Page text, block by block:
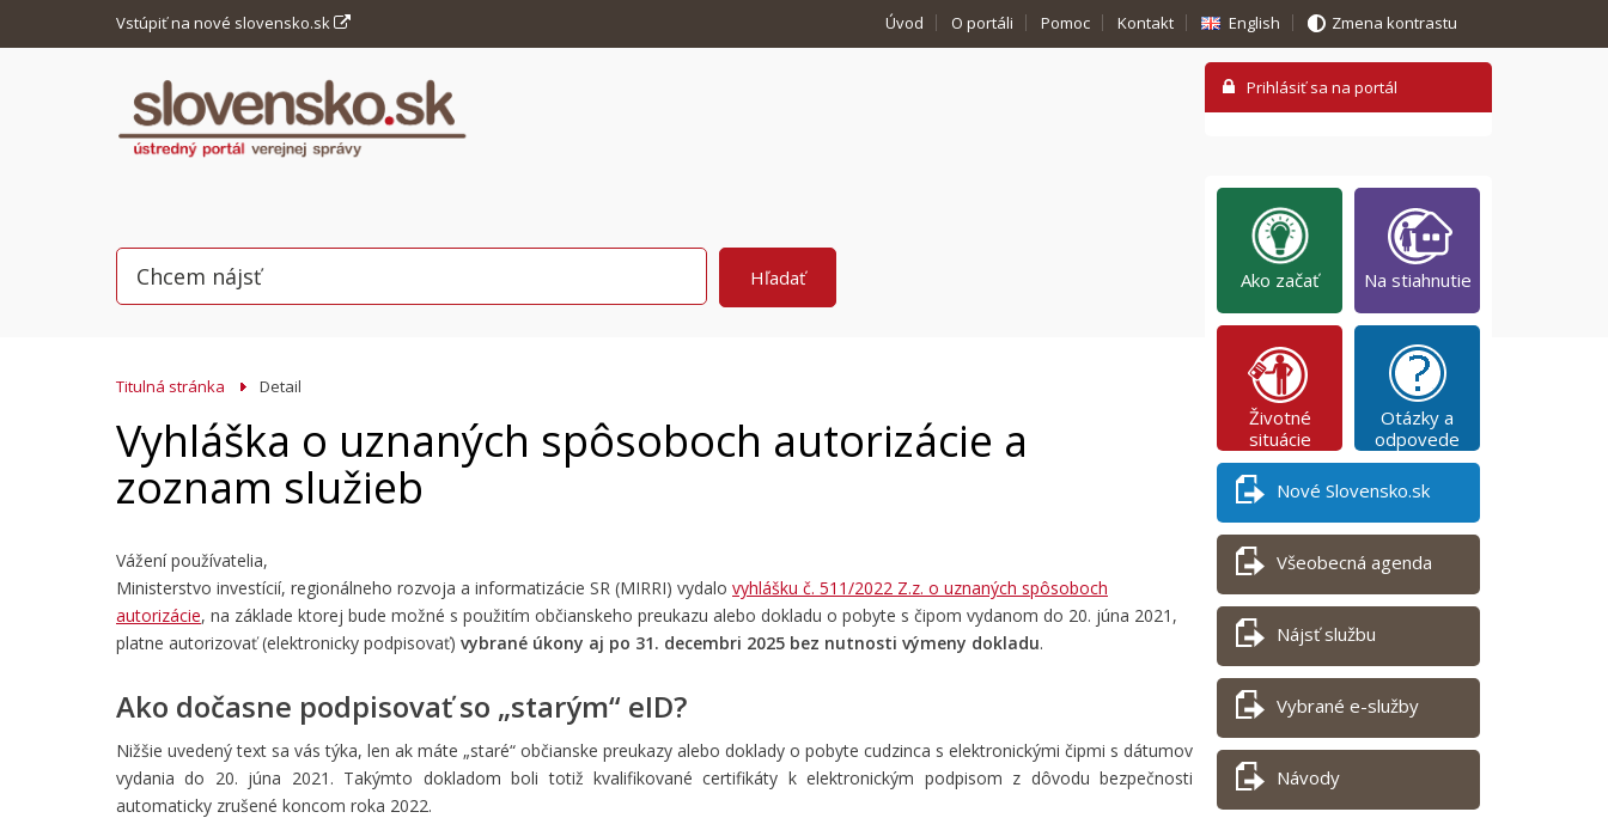
Vstúpiť na nové slovensko.sk Úvod O portáli Pomoc Kontakt English Zmena kontrastu
Titulná stránka Detail
Vyhláška o uznaných spôsoboch autorizácie a
zoznam služieb
Vážení používatelia,
Ministerstvo investícií, regionálneho rozvoja a informatizácie SR (MIRRI) vydalo vyhlášku č. 511/2022 Z.z. o uznaných spôsoboch
autorizácie, na základe ktorej bude možné s použitím občianskeho preukazu alebo dokladu o pobyte s čipom vydanom do 20. júna 2021,
platne autorizovať (elektronicky podpisovať) vybrané úkony aj po 31. decembri 2025 bez nutnosti výmeny dokladu.
Ako dočasne podpisovať so „starým“ eID?
Nižšie uvedený text sa vás týka, len ak máte „staré“ občianske preukazy alebo doklady o pobyte cudzinca s elektronickými čipmi s dátumov
vydania do 20. júna 2021. Takýmto dokladom boli totiž kvalifikované certifikáty k elektronickým podpisom z dôvodu bezpečnosti
automaticky zrušené koncom roka 2022.
Ako začať Na stiahnutie
Životné
situácie
Otázky a
odpovede
Nové Slovensko.sk
Všeobecná agenda
Nájsť službu
Vybrané e-služby
Návody